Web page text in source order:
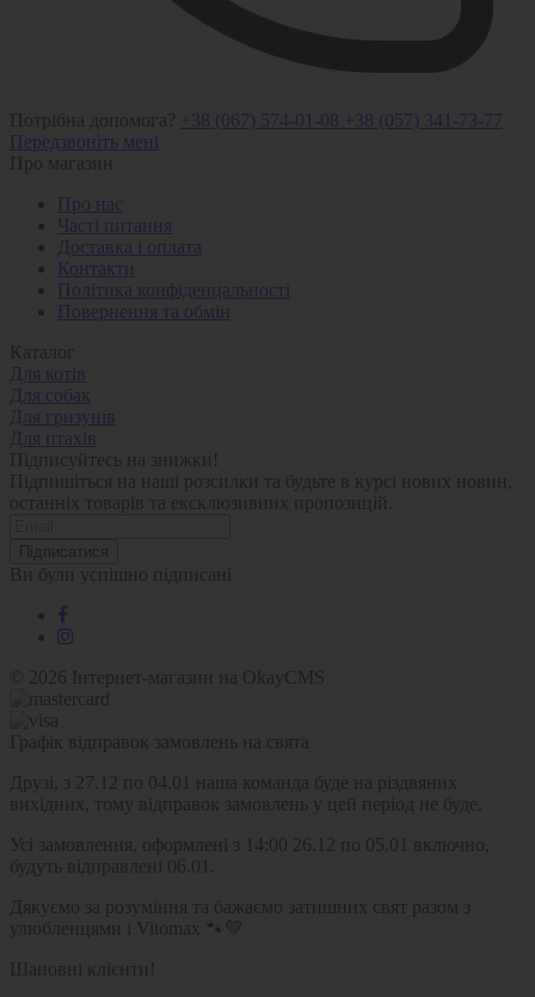
Потрібна допомога? +38 (067) 574-01-08 +38 (057) 341-73-77
Передзвоніть мені
Про магазин
Про нас
Часті питання
Доставка і оплата
Контакти
Політика конфіденцальності
Повернення та обмін
Каталог
Для котів
Для собак
Для гризунів
Для птахів
Підписуйтесь на знижки!
Підпишіться на наші розсилки та будьте в курсі нових новин,
останніх товарів та ексклюзивних пропозицій.
Підписатися
Ви були успішно підписані
© 2026 Інтернет-магазин на OkayCMS
Графік відправок замовлень на свята
Друзі, з 27.12 по 04.01 наша команда буде на різдвяних
вихідних, тому відправок замовлень у цей період не буде.
Усі замовлення, оформлені з 14:00 26.12 по 05.01 включно,
будуть відправлені 06.01.
Дякуємо за розуміння та бажаємо затишних свят разом з
улюбленцями і Vitomax 🐾💚
Шановні клієнти!